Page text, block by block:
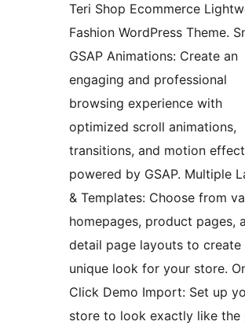
Teri Shop Ecommerce
Fashion WordPress Theme.
GSAP Animations: Create an
engaging and professional
browsing experience with
optimized scroll animations,
transitions, and motion
powered by GSAP. Multiple
& Templates: Choose from
homepages, product pages,
detail page layouts to create
unique look for your store.
Click Demo Import: Set up
store to look exactly like the